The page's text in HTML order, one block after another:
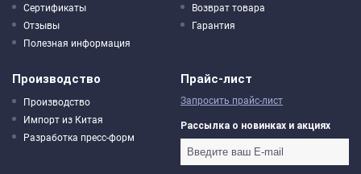
Сертификаты
Отзывы
Полезная информация
Возврат товара
Гарантия
Производство
Производство
Импорт из Китая
Разработка пресс-форм
Прайс-лист
Запросить прайс-лист
Рассылка о новинках и акциях